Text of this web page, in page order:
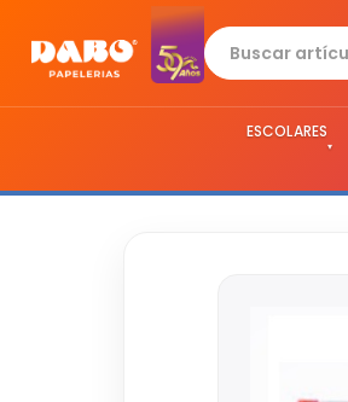
ESCOLARES
▾